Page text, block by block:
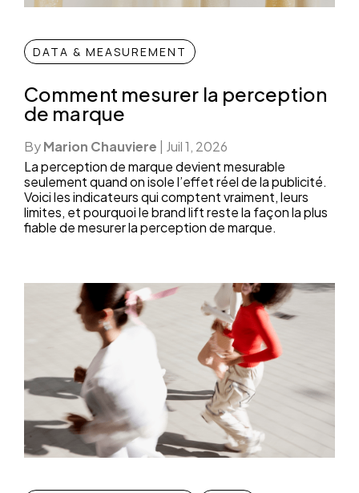
DATA & MEASUREMENT
Comment mesurer la perception
de marque
ByMarion Chauviere | Juil 1, 2026
La perception de marque devient mesurable
seulement quand on isole l’effet réel de la publicité.
Voici les indicateurs qui comptent vraiment, leurs
limites, et pourquoi le brand lift reste la façon la plus
fiable de mesurer la perception de marque.